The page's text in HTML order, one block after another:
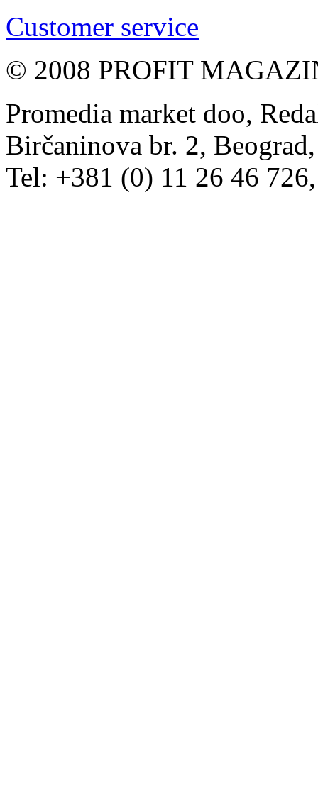
Customer service
© 2008 PROFIT
Promedia market doo,
Birčaninova br. 2,
Tel: +381 (0) 11 26 46